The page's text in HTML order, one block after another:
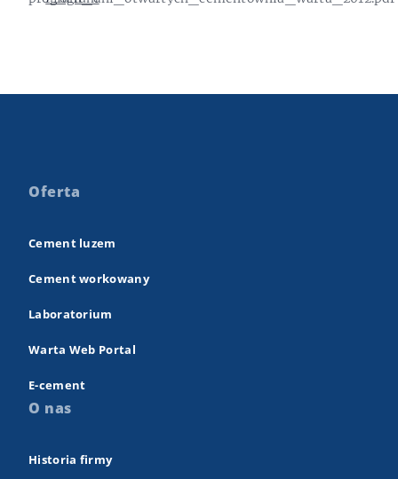
Oferta
Cement luzem
Cement workowany
Laboratorium
Warta Web Portal
E-cement
O nas
Historia firmy